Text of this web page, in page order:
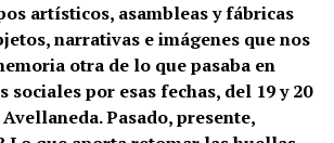
artísticos, asambleas y fábricas
narrativas e imágenes que nos
otra de lo que pasaba en
sociales por esas fechas, del 19 y 20
Pasado, presente,